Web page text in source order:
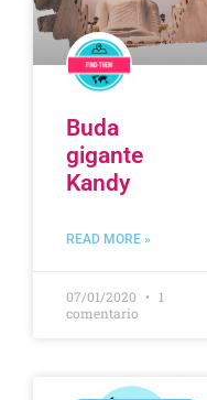
Buda
gigante
Kandy
READ MORE »
07/01/2020
1
comentario